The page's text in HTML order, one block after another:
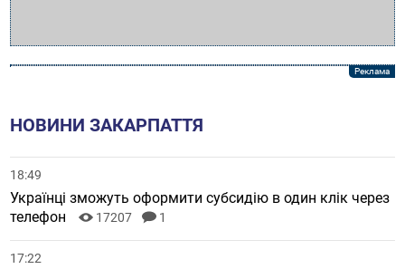
НОВИНИ ЗАКАРПАТТЯ
18:49
Українці зможуть оформити субсидію в один клік через
телефон
17207 1
17:22